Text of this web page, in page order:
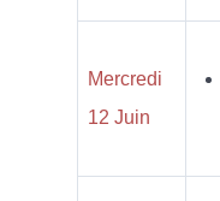
Mercredi
12 Juin